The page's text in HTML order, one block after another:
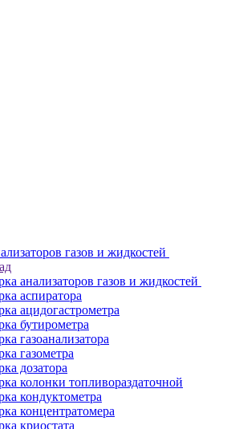
газов и жидкостей
анализаторов газов и жидкостей
аспиратора
ацидогастрометра
бутирометра
газоанализатора
газометра
дозатора
колонки топливораздаточной
кондуктометра
концентратомера
криостата